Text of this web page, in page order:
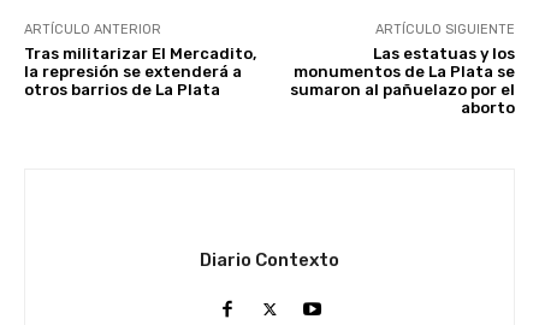
ARTÍCULO ANTERIOR
Tras militarizar El Mercadito,
la represión se extenderá a
otros barrios de La Plata
ARTÍCULO SIGUIENTE
Las estatuas y los
monumentos de La Plata se
sumaron al pañuelazo por el
aborto
Diario Contexto